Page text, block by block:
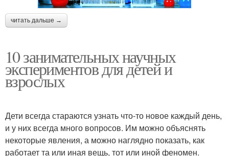
читать дальше →
10 занимательных научных
экспериментов для детей и
взрослых
Дети всегда стараются узнать что-то новое каждый день,
и у них всегда много вопросов. Им можно объяснять
некоторые явления, а можно наглядно показать, как
работает та или иная вещь, тот или иной феномен.